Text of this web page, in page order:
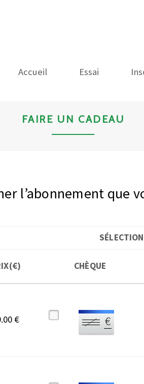
Accueil Essai
FAIRE UN CADEAU
l’abonnement que
CHÈQUE
€